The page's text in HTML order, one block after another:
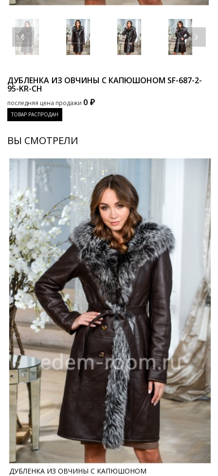
ДУБЛЕНКА ИЗ ОВЧИНЫ С КАПЮШОНОМ SF-687-2-
95-KR-CH
последняя цена продажи 0 ₽
ТОВАР РАСПРОДАН
ВЫ СМОТРЕЛИ
ДУБЛЕНКА ИЗ ОВЧИНЫ С КАПЮШОНОМ